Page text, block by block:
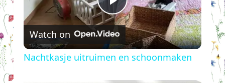
Play
Video
Watch on
Nachtkasje uitruimen en schoonmaken